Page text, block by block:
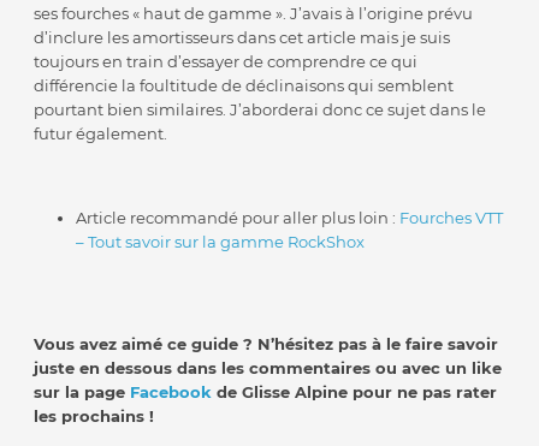
ses fourches « haut de gamme ». J’avais à l’origine prévu
d’inclure les amortisseurs dans cet article mais je suis
toujours en train d’essayer de comprendre ce qui
différencie la foultitude de déclinaisons qui semblent
pourtant bien similaires. J’aborderai donc ce sujet dans le
futur également.
Article recommandé pour aller plus loin : Fourches VTT
– Tout savoir sur la gamme RockShox
Vous avez aimé ce guide ? N’hésitez pas à le faire savoir
juste en dessous dans les commentaires ou avec un like
sur la page Facebook de Glisse Alpine pour ne pas rater
les prochains !